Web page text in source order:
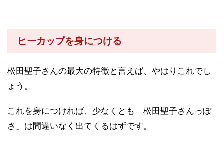
ヒーカップを身につける
松田聖子さんの最大の特徴と言えば、やはりこれでし
ょう。
これを身につければ、少なくとも「松田聖子さんっぽ
さ」は間違いなく出てくるはずです。